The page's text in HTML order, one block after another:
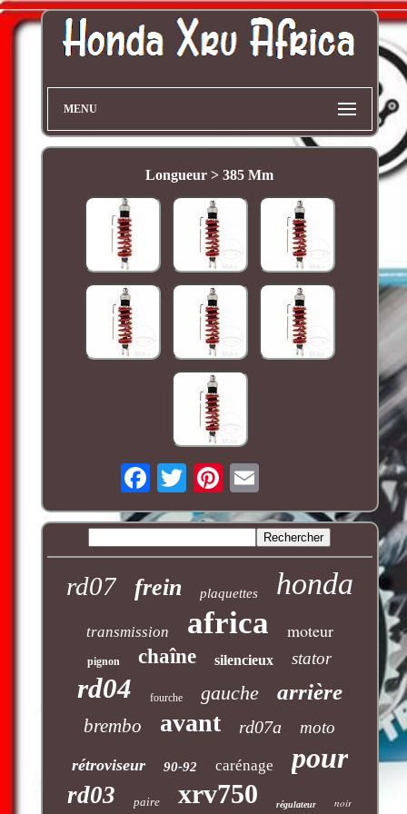
MENU
Longueur > 385 Mm
rd07 frein plaquettes honda
transmission africa moteur
pignon chaîne silencieux stator
rd04 fourche gauche arrière
brembo avant rd07a moto
rétroviseur 90-92 carénage pour
rd03 paire xrv750 régulateur noir